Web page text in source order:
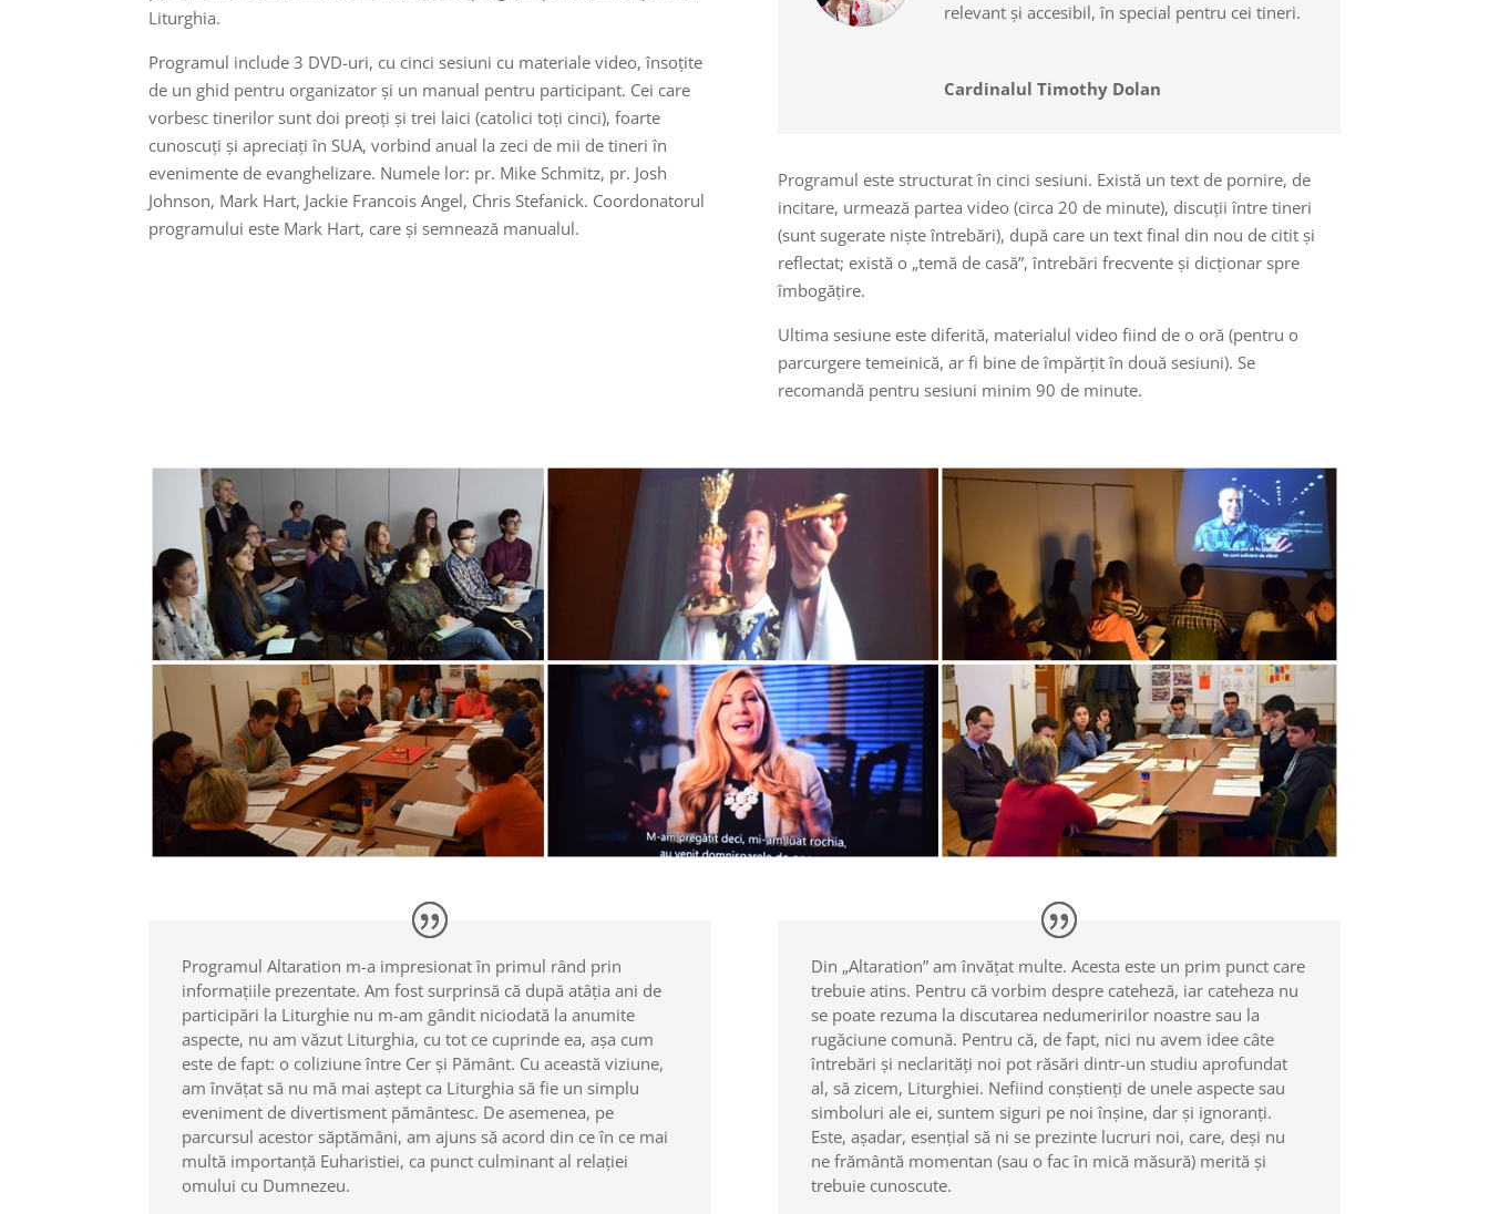
Liturghia.
Programul include 3 DVD-uri, cu cinci sesiuni cu materiale video, însoțite
de un ghid pentru organizator și un manual pentru participant. Cei care
vorbesc tinerilor sunt doi preoți și trei laici (catolici toți cinci), foarte
cunoscuți și apreciați în SUA, vorbind anual la zeci de mii de tineri în
evenimente de evanghelizare. Numele lor: pr. Mike Schmitz, pr. Josh
Johnson, Mark Hart, Jackie Francois Angel, Chris Stefanick. Coordonatorul
programului este Mark Hart, care și semnează manualul.
relevant și accesibil, în special pentru cei tineri.
Cardinalul Timothy Dolan
Programul este structurat în cinci sesiuni. Există un text de pornire, de
incitare, urmează partea video (circa 20 de minute), discuții între tineri
(sunt sugerate niște întrebări), după care un text final din nou de citit și
reflectat; există o „temă de casă”, întrebări frecvente și dicționar spre
îmbogățire.
Ultima sesiune este diferită, materialul video fiind de o oră (pentru o
parcurgere temeinică, ar fi bine de împărțit în două sesiuni). Se
recomandă pentru sesiuni minim 90 de minute.
Programul Altaration m-a impresionat în primul rând prin
informațiile prezentate. Am fost surprinsă că după atâția ani de
participări la Liturghie nu m-am gândit niciodată la anumite
aspecte, nu am văzut Liturghia, cu tot ce cuprinde ea, așa cum
este de fapt: o coliziune între Cer și Pământ. Cu această viziune,
am învățat să nu mă mai aștept ca Liturghia să fie un simplu
eveniment de divertisment pământesc. De asemenea, pe
parcursul acestor săptămâni, am ajuns să acord din ce în ce mai
multă importanță Euharistiei, ca punct culminant al relației
omului cu Dumnezeu.
Din „Altaration” am învățat multe. Acesta este un prim punct care
trebuie atins. Pentru că vorbim despre cateheză, iar cateheza nu
se poate rezuma la discutarea nedumeririlor noastre sau la
rugăciune comună. Pentru că, de fapt, nici nu avem idee câte
întrebări și neclarități noi pot răsări dintr-un studiu aprofundat
al, să zicem, Liturghiei. Nefiind conștienți de unele aspecte sau
simboluri ale ei, suntem siguri pe noi înșine, dar și ignoranți.
Este, așadar, esențial să ni se prezinte lucruri noi, care, deși nu
ne frământă momentan (sau o fac în mică măsură) merită și
trebuie cunoscute.